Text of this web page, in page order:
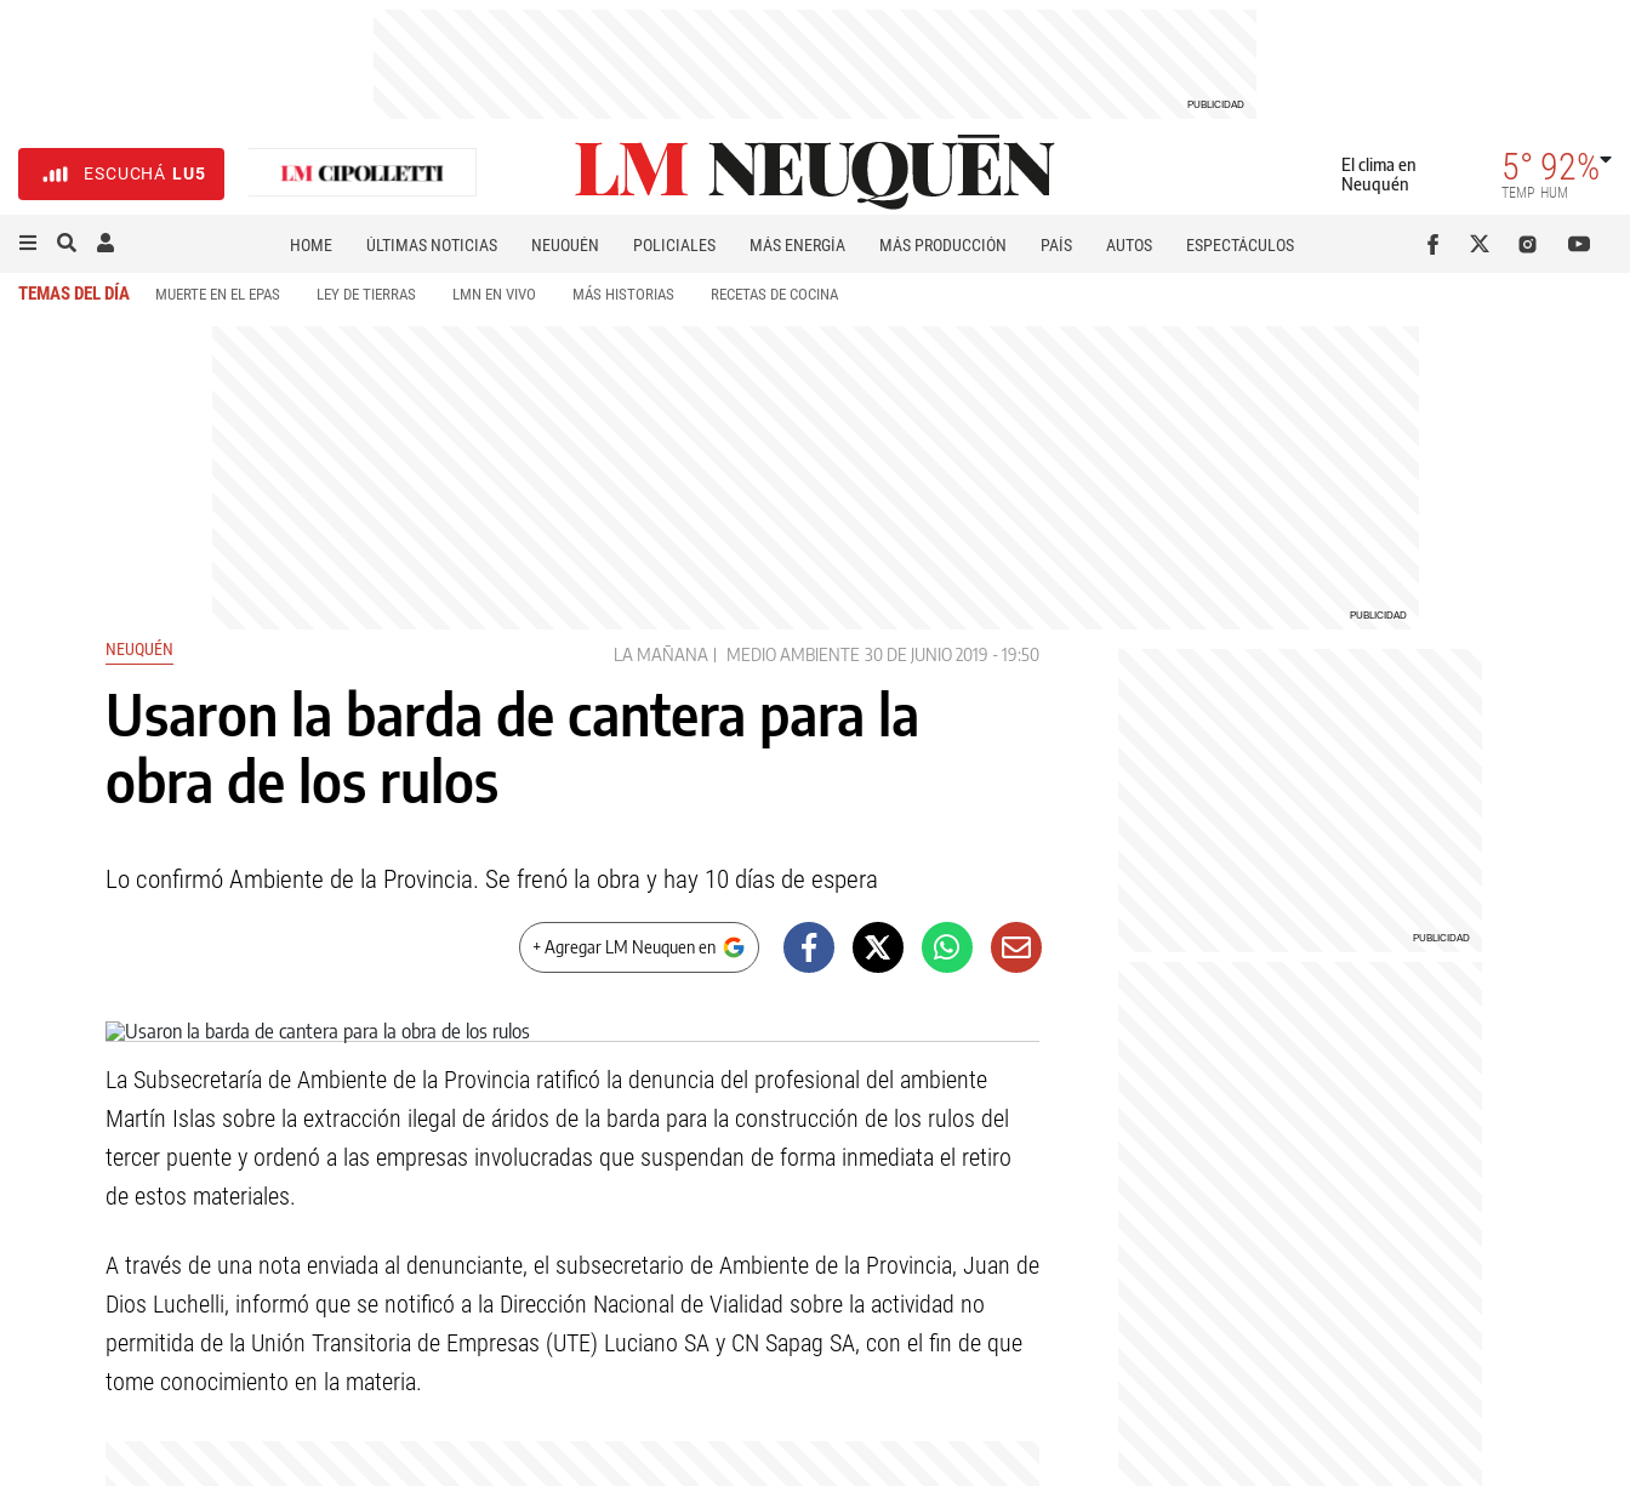
ESCUCHÁ LU5
El clima en
Neuquén
5°
TEMP
92%
HUM
HOME ÚLTIMAS NOTICIAS NEUQUÉN POLICIALES MÁS ENERGÍA MÁS PRODUCCIÓN PAÍS AUTOS
ESPECTÁCULOS
TEMAS DEL DÍA MUERTE EN EL EPAS LEY DE TIERRAS LMN EN VIVO MÁS HISTORIAS RECETAS DE COCINA
NEUQUÉN LA MAÑANA MEDIO AMBIENTE 30 DE JUNIO 2019 - 19:50
Usaron la barda de cantera para la
obra de los rulos
Lo confirmó Ambiente de la Provincia. Se frenó la obra y hay 10 días de espera
+ Agregar LM Neuquen en
La Subsecretaría de Ambiente de la Provincia ratificó la denuncia del profesional del ambiente
Martín Islas sobre la extracción ilegal de áridos de la barda para la construcción de los rulos del
tercer puente y ordenó a las empresas involucradas que suspendan de forma inmediata el retiro
de estos materiales.
A través de una nota enviada al denunciante, el subsecretario de Ambiente de la Provincia, Juan de
Dios Luchelli, informó que se notificó a la Dirección Nacional de Vialidad sobre la actividad no
permitida de la Unión Transitoria de Empresas (UTE) Luciano SA y CN Sapag SA, con el fin de que
tome conocimiento en la materia.